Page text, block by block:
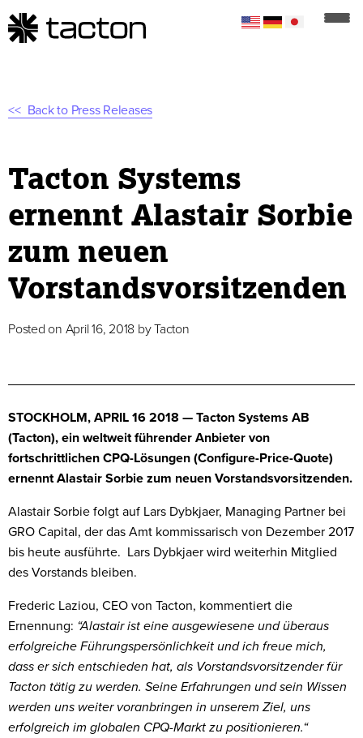
Back to Press Releases
Tacton Systems
ernennt Alastair Sorbie
zum neuen
Vorstandsvorsitzenden
Posted on April 16, 2018 byTacton
STOCKHOLM, APRIL 16 2018 — Tacton Systems AB
(Tacton), ein weltweit führender Anbieter von
fortschrittlichen CPQ-Lösungen (Configure-Price-Quote)
ernennt Alastair Sorbie zum neuen Vorstandsvorsitzenden.
Alastair Sorbie folgt auf Lars Dybkjaer, Managing Partner bei
GRO Capital, der das Amt kommissarisch von Dezember 2017
bis heute ausführte. Lars Dybkjaer wird weiterhin Mitglied
des Vorstands bleiben.
Frederic Laziou, CEO von Tacton, kommentiert die
Ernennung: “Alastair ist eine ausgewiesene und überaus
erfolgreiche Führungspersönlichkeit und ich freue mich,
dass er sich entschieden hat, als Vorstandsvorsitzender für
Tacton tätig zu werden. Seine Erfahrungen und sein Wissen
werden uns weiter voranbringen in unserem Ziel, uns
erfolgreich im globalen CPQ-Markt zu positionieren.“